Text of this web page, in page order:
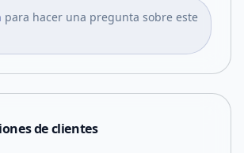
para hacer una pregunta sobre este
de clientes